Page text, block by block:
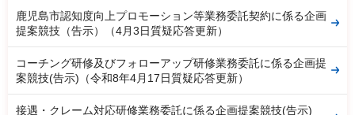
鹿児島市認知度向上プロモーション等業務委託契約に係る企画
提案競技（告示）（4月3日質疑応答更新）
コーチング研修及びフォローアップ研修業務委託に係る企画提
案競技(告示)（令和8年4月17日質疑応答更新）
接遇・クレーム対応研修業務委託に係る企画提案競技(告示)